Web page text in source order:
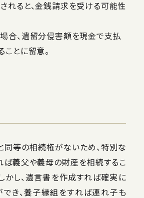
れると、金銭請求を受ける可能性
合、遺留分侵害額を現金で支払
ことに留意。
同等の相続権がないため、特別な
ば義父や義母の財産を相続するこ
かし、遺言書を作成すれば確実に
でき、養子縁組をすれば連れ子も